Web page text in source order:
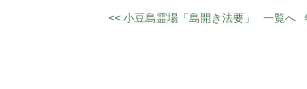
<< 小豆島霊場「島開き法要」 一覧へ